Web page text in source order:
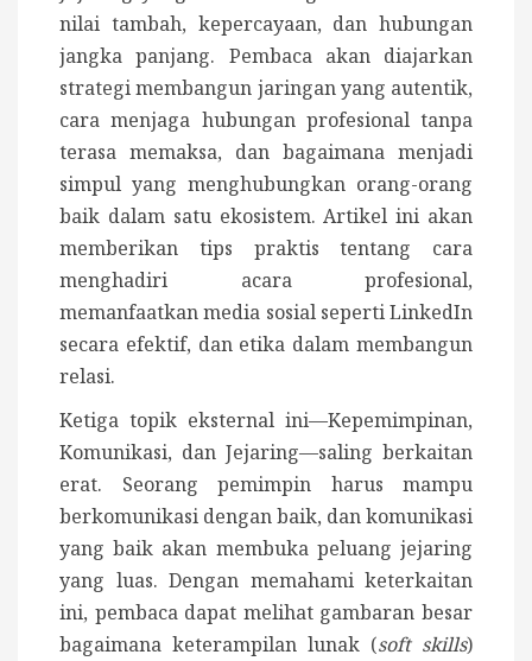
nilai tambah, kepercayaan, dan hubungan
jangka panjang. Pembaca akan diajarkan
strategi membangun jaringan yang autentik,
cara menjaga hubungan profesional tanpa
terasa memaksa, dan bagaimana menjadi
simpul yang menghubungkan orang-orang
baik dalam satu ekosistem. Artikel ini akan
memberikan tips praktis tentang cara
menghadiri acara profesional,
memanfaatkan media sosial seperti LinkedIn
secara efektif, dan etika dalam membangun
relasi.
Ketiga topik eksternal ini—Kepemimpinan,
Komunikasi, dan Jejaring—saling berkaitan
erat. Seorang pemimpin harus mampu
berkomunikasi dengan baik, dan komunikasi
yang baik akan membuka peluang jejaring
yang luas. Dengan memahami keterkaitan
ini, pembaca dapat melihat gambaran besar
bagaimana keterampilan lunak (soft skills)